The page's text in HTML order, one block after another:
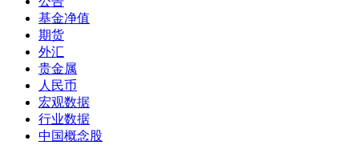
基金净值
期货
外汇
贵金属
人民币
宏观数据
行业数据
中国概念股